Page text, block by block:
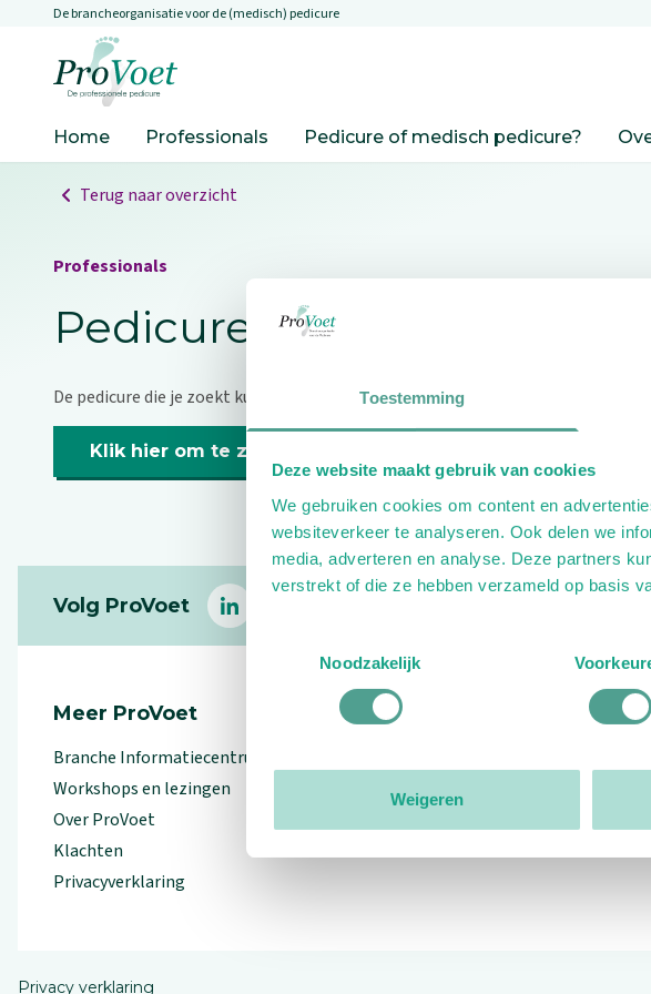
Toestemming
Deze website maakt gebruik van cookies
We gebruiken cookies om content en
websiteverkeer te analyseren. Ook delen we
media, adverteren en analyse. Deze partners
verstrekt of die ze hebben verzameld op basis
Noodzakelijk
Weigeren
Overslaan en naar de inhoud gaan
De brancheorganisatie voor de (medisch) pedicure
Home Professionals Pedicure of medisch pedicure?
Terug naar overzicht
Professionals
Pedicure niet gevonden
De pedicure die je zoekt kunnen we niet vinden.
Klik hier om te zoeken naar een andere pedicure.
Volg ProVoet
linkedin
Meer ProVoet
Branche Informatiecentrum
Workshops en lezingen
Over ProVoet
Klachten
Privacyverklaring
Organisatie
Privacy verklaring